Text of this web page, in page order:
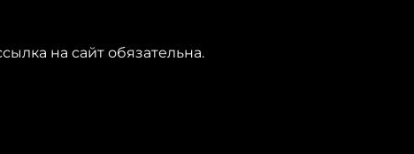
на сайт обязательна.